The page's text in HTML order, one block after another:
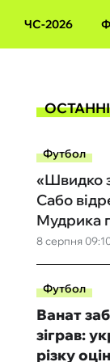
ЧС-2026
Футбол
8 серпня
«Швидко
Сабо
Мудрика
Футбол
Ванат
зіграв:
різку